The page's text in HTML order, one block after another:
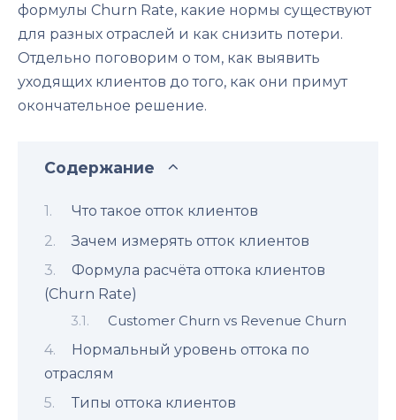
формулы Churn Rate, какие нормы существуют
для разных отраслей и как снизить потери.
Отдельно поговорим о том, как выявить
уходящих клиентов до того, как они примут
окончательное решение.
Содержание
Что такое отток клиентов
Зачем измерять отток клиентов
Формула расчёта оттока клиентов
(Churn Rate)
Customer Churn vs Revenue Churn
Нормальный уровень оттока по
отраслям
Типы оттока клиентов